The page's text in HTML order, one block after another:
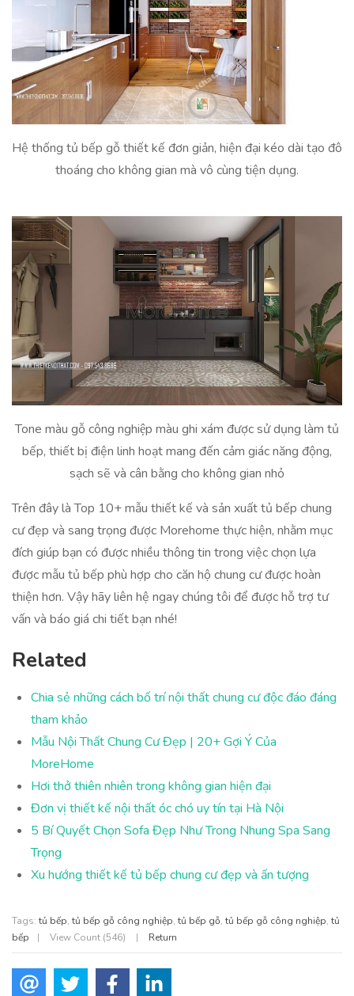
Hệ thống tủ bếp gỗ thiết kế đơn giản, hiện đại kéo dài tạo đô
thoáng cho không gian mà vô cùng tiện dụng.
Tone màu gỗ công nghiệp màu ghi xám được sử dụng làm tủ
bếp, thiết bị điện linh hoạt mang đến cảm giác năng động,
sạch sẽ và cân bằng cho không gian nhỏ
Trên đây là Top 10+ mẫu thiết kế và sản xuất tủ bếp chung
cư đẹp và sang trọng được Morehome thực hiện, nhằm mục
đích giúp bạn có được nhiều thông tin trong việc chọn lựa
được mẫu tủ bếp phù hợp cho căn hộ chung cư được hoàn
thiện hơn. Vậy hãy liên hệ ngay chúng tôi để được hỗ trợ tư
vấn và báo giá chi tiết bạn nhé!
Related
Chia sẻ những cách bố trí nội thất chung cư độc đáo đáng
tham khảo
Mẫu Nội Thất Chung Cư Đẹp | 20+ Gợi Ý Của
MoreHome
Hơi thở thiên nhiên trong không gian hiện đại
Đơn vị thiết kế nội thất óc chó uy tín tại Hà Nội
5 Bí Quyết Chọn Sofa Đẹp Như Trong Nhung Spa Sang
Trọng
Xu hướng thiết kế tủ bếp chung cư đẹp và ấn tượng
Tags: tủ bếp, tủ bếp gỗ công nghiệp, tủ bếp gỗ, tủ bếp gỗ công nghiệp, tủ
bếp
| View Count (546) | Return